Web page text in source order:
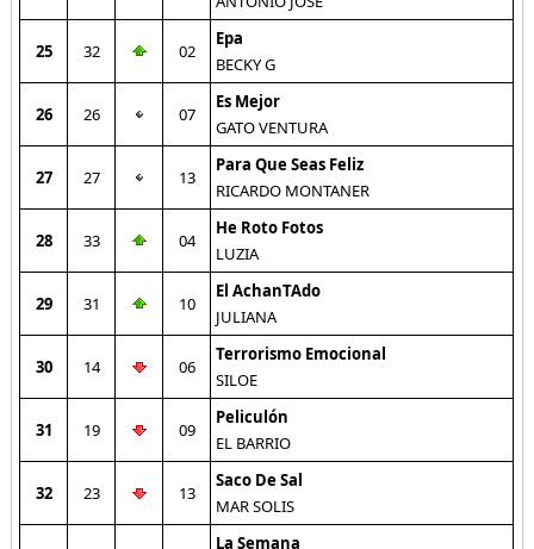
25 32 02
Epa
BECKY G
26 26 07
Es Mejor
GATO VENTURA
27 27 13
Para Que Seas Feliz
RICARDO MONTANER
28 33 04
He Roto Fotos
LUZIA
29 31 10
El AchanTAdo
JULIANA
30 14 06
Terrorismo Emocional
SILOE
31 19 09
Peliculón
EL BARRIO
32 23 13
Saco De Sal
MAR SOLIS
La Semana